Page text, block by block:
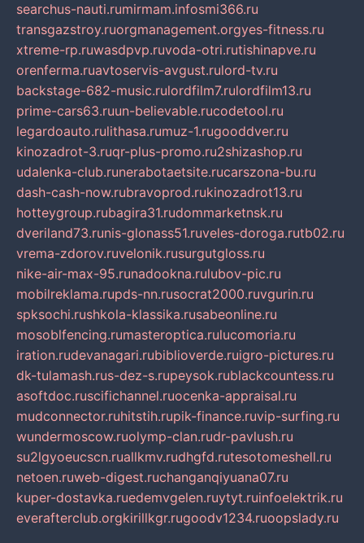
searchus-nauti.rumirmam.infosmi366.ru
transgazstroy.ruorgmanagement.orgyes-fitness.ru
xtreme-rp.ruwasdpvp.ruvoda-otri.rutishinapve.ru
orenferma.ruavtoservis-avgust.rulord-tv.ru
backstage-682-music.rulordfilm7.rulordfilm13.ru
prime-cars63.ruun-believable.rucodetool.ru
legardoauto.rulithasa.rumuz-1.rugooddver.ru
kinozadrot-3.ruqr-plus-promo.ru2shizashop.ru
udalenka-club.runerabotaetsite.rucarszona-bu.ru
dash-cash-now.rubravoprod.rukinozadrot13.ru
hotteygroup.rubagira31.rudommarketnsk.ru
dveriland73.runis-glonass51.ruveles-doroga.rutb02.ru
vrema-zdorov.ruvelonik.rusurgutgloss.ru
nike-air-max-95.runadookna.rulubov-pic.ru
mobilreklama.rupds-nn.rusocrat2000.ruvgurin.ru
spksochi.rushkola-klassika.rusabeonline.ru
mosoblfencing.rumasteroptica.rulucomoria.ru
iration.rudevanagari.rubiblioverde.ruigro-pictures.ru
dk-tulamash.rus-dez-s.rupeysok.rublackcountess.ru
asoftdoc.ruscifichannel.ruocenka-appraisal.ru
mudconnector.ruhitstih.rupik-finance.ruvip-surfing.ru
wundermoscow.ruolymp-clan.rudr-pavlush.ru
su2lgyoeucscn.ruallkmv.rudhgfd.rutesotomeshell.ru
netoen.ruweb-digest.ruchanganqiyuana07.ru
kuper-dostavka.ruedemvgelen.ruytyt.ruinfoelektrik.ru
everafterclub.orgkirillkgr.rugoodv1234.ruoopslady.ru